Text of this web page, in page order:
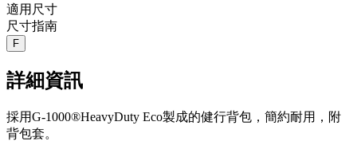
適用尺寸
尺寸指南
F
詳細資訊
採用G-1000®HeavyDuty Eco製成的健行背包，簡約耐用，附
背包套。